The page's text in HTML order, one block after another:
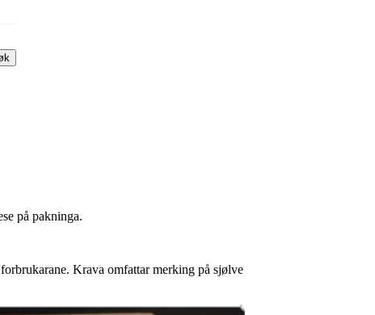
på pakninga.
Krava omfattar merking på sjølve